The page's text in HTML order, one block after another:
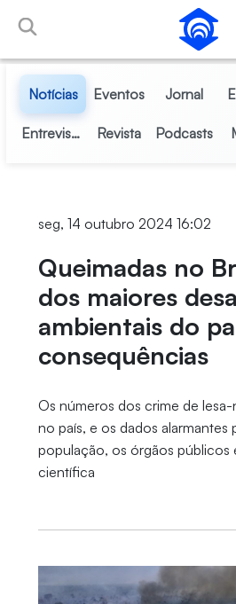
Pular para o Conteúdo principal
Notícias Eventos Jornal
Entrevistas Revista Podcasts
seg, 14 outubro 2024 16:02
Queimadas no
dos maiores
ambientais do
consequências
Os números dos crime de
no país, e os dados alarmantes
população, os órgãos públicos
científica